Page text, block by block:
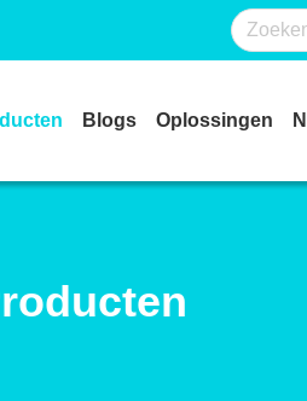
Blogs Oplossingen